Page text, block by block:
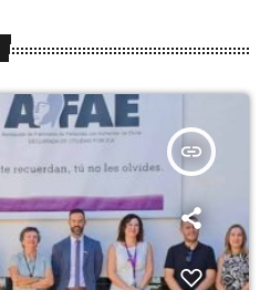
insert_link